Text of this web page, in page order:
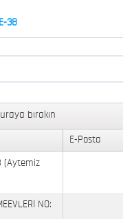
E-38
bırakın
E-Posta
(Aytemiz
NO: